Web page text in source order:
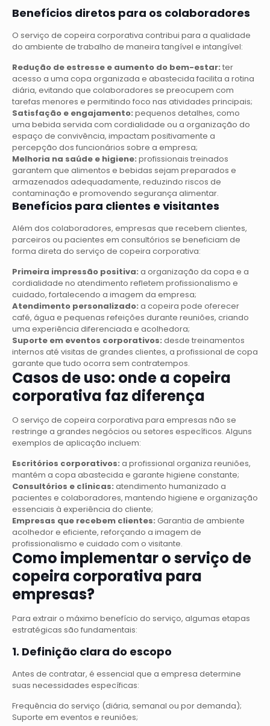
Benefícios diretos para os colaboradores
O serviço de copeira corporativa contribui para a qualidade
do ambiente de trabalho de maneira tangível e intangível:
Redução de estresse e aumento do bem-estar: ter
acesso a uma copa organizada e abastecida facilita a rotina
diária, evitando que colaboradores se preocupem com
tarefas menores e permitindo foco nas atividades principais;
Satisfação e engajamento: pequenos detalhes, como
uma bebida servida com cordialidade ou a organização do
espaço de convivência, impactam positivamente a
percepção dos funcionários sobre a empresa;
Melhoria na saúde e higiene: profissionais treinados
garantem que alimentos e bebidas sejam preparados e
armazenados adequadamente, reduzindo riscos de
contaminação e promovendo segurança alimentar.
Benefícios para clientes e visitantes
Além dos colaboradores, empresas que recebem clientes,
parceiros ou pacientes em consultórios se beneficiam de
forma direta do serviço de copeira corporativa:
Primeira impressão positiva: a organização da copa e a
cordialidade no atendimento refletem profissionalismo e
cuidado, fortalecendo a imagem da empresa;
Atendimento personalizado: a copeira pode oferecer
café, água e pequenas refeições durante reuniões, criando
uma experiência diferenciada e acolhedora;
Suporte em eventos corporativos: desde treinamentos
internos até visitas de grandes clientes, a profissional de copa
garante que tudo ocorra sem contratempos.
Casos de uso: onde a copeira
corporativa faz diferença
O serviço de copeira corporativa para empresas não se
restringe a grandes negócios ou setores específicos. Alguns
exemplos de aplicação incluem:
Escritórios corporativos: a profissional organiza reuniões,
mantém a copa abastecida e garante higiene constante;
Consultórios e clínicas: atendimento humanizado a
pacientes e colaboradores, mantendo higiene e organização
essenciais à experiência do cliente;
Empresas que recebem clientes: Garantia de ambiente
acolhedor e eficiente, reforçando a imagem de
profissionalismo e cuidado com o visitante.
Como implementar o serviço de
copeira corporativa para
empresas?
Para extrair o máximo benefício do serviço, algumas etapas
estratégicas são fundamentais:
1. Definição clara do escopo
Antes de contratar, é essencial que a empresa determine
suas necessidades específicas:
Frequência do serviço (diária, semanal ou por demanda);
Suporte em eventos e reuniões;